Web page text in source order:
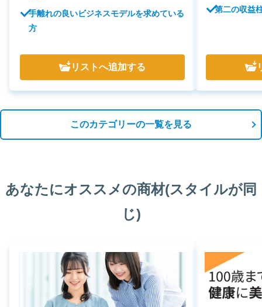
手離れの良いビジネスモデルを求めている
方
リストへ追加する
第二の収益
このカテゴリーの一覧を見る
あなたにオススメの商材(スタイルが同
じ)